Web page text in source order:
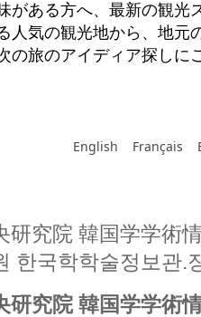
がある方へ、最新の観光
人気の観光地から、地
の旅のアイディア探しに
English Français
研究院 韓国学学術
한국학학술정보관.
研究院 韓国学学術